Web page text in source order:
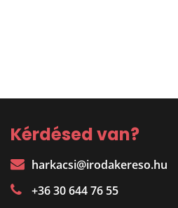
Kérdésed van?
harkacsi@irodakereso.hu
+36 30 644 76 55